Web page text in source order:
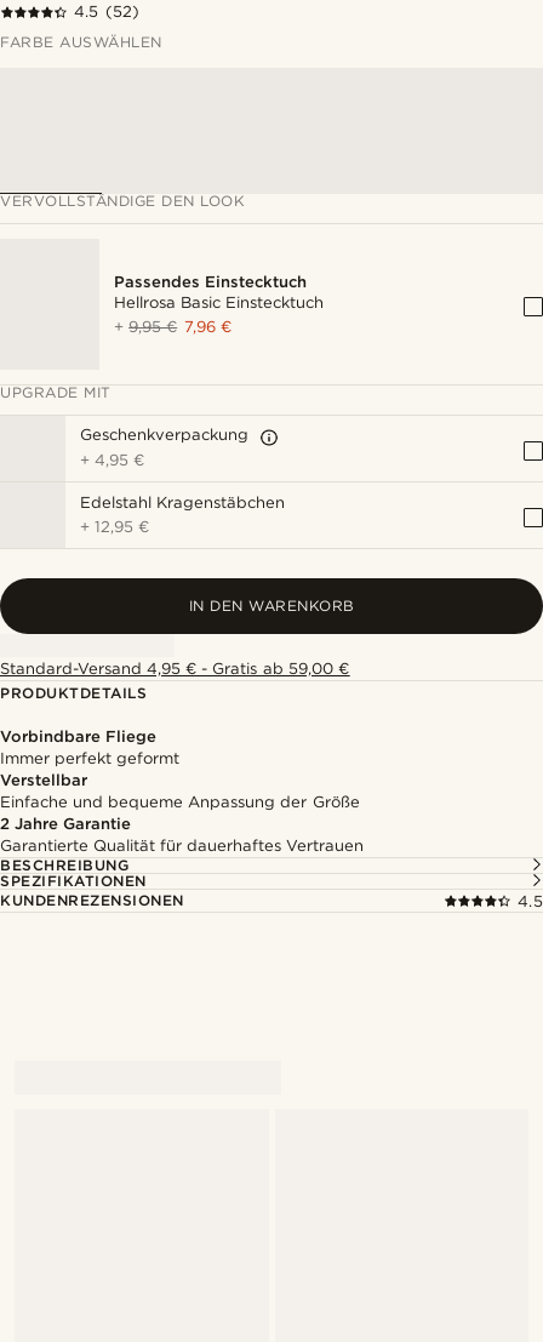
4.5 (52)
FARBE AUSWÄHLEN
VERVOLLSTÄNDIGE DEN LOOK
Passendes Einstecktuch
Hellrosa Basic Einstecktuch
+9,95 € 7,96 €
UPGRADE MIT
Geschenkverpackung
+4,95 €
Edelstahl Kragenstäbchen
+12,95 €
IN DEN WARENKORB
Standard-Versand 4,95 € - Gratis ab 59,00 €
PRODUKTDETAILS
Vorbindbare Fliege
Immer perfekt geformt
Verstellbar
Einfache und bequeme Anpassung der Größe
2 Jahre Garantie
Garantierte Qualität für dauerhaftes Vertrauen
BESCHREIBUNG
SPEZIFIKATIONEN
KUNDENREZENSIONEN
4.5